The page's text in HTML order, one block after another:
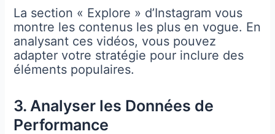
La section « Explore » d’Instagram vous
montre les contenus les plus en vogue. En
analysant ces vidéos, vous pouvez
adapter votre stratégie pour inclure des
éléments populaires.
3. Analyser les Données de
Performance